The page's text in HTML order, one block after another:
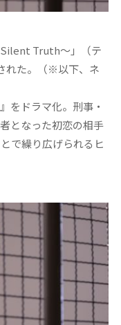
Truth～」（テ
れた。（※以下、ネ
をドラマ化。刑事・
となった初恋の相手
で繰り広げられるヒ